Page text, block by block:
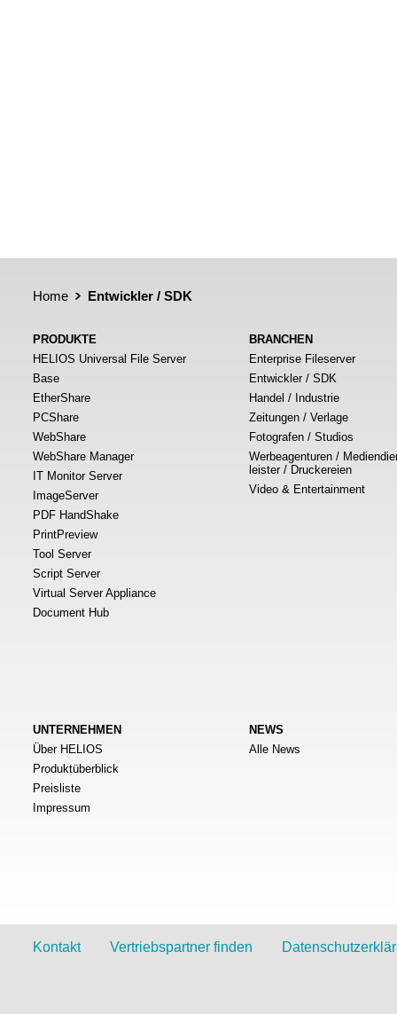
Home Entwickler / SDK
PRODUKTE
HELIOS Universal File Server
Base
EtherShare
PCShare
WebShare
WebShare Manager
IT Monitor Server
ImageServer
PDF HandShake
PrintPreview
Tool Server
Script Server
Virtual Server Appliance
Document Hub
BRANCHEN
Enterprise Fileserver
Entwickler / SDK
Handel / Industrie
Zeitungen / Verlage
Fotografen / Studios
Werbeagenturen /
leister / Druckereien
Video & Entertainment
UNTERNEHMEN
Über HELIOS
Produktüberblick
Preisliste
Impressum
NEWS
Alle News
Kontakt Vertriebspartner finden